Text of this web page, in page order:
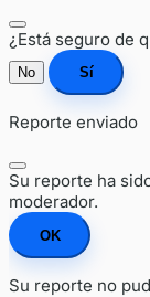
¿Está seguro de
No Sí
Reporte enviado
Su reporte ha
moderador.
OK
Su reporte no